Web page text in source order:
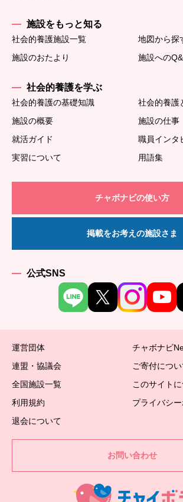
施設をもっと知る
社会的養護施設一覧
地図から探
施設のおたより
施設への
社会的養護を学ぶ
社会的養護の基礎知識
社会的養護
施設の概要
施設の仕事
就活ガイド
職員インタ
実習について
用語集
チャボナビの使い方
掲載をお考えの施設さま
公式SNS
運営団体
チャボナビ
連盟・協議会
ご寄付につい
全国施設一覧
このサイト
利用規約
プライバシ
退会について
お問い合わせ